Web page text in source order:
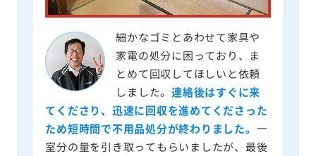
細かなゴミとあわせて家具や
家電の処分に困っており、ま
とめて回収してほしいと依頼
しました。連絡後はすぐに来
てくださり、迅速に回収を進めてくださった
ため短時間で不用品処分が終わりました。 一
室分の量を引き取ってもらいましたが、最後